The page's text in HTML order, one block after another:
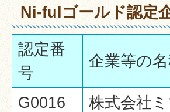
Ni-fulゴールド認定
認定番
号
企業等の
G0016 株式会社